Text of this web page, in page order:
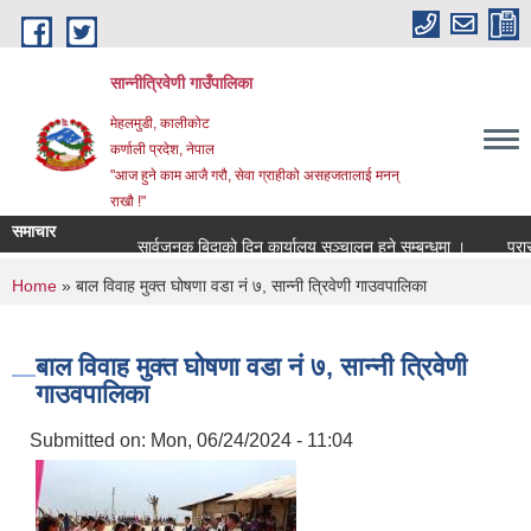
Skip to main content
सान्नीत्रिवेणी गाउँपालिका
मेहलमुडी, कालीकोट
कर्णाली प्रदेश, नेपाल
"आज हुने काम आजै गरौ, सेवा ग्राहीको असहजतालाई मनन्
राखौ !"
समाचार
सार्वजनुक बिदाको दिन कार्यालय सञ्चालन हुने सम्बन्धमा ।
You are here
Home » बाल विवाह मुक्त घोषणा वडा नं ७, सान्नी त्रिवेणी गाउवपालिका
बाल विवाह मुक्त घोषणा वडा नं ७, सान्नी त्रिवेणी
गाउवपालिका
Submitted on: Mon, 06/24/2024 - 11:04